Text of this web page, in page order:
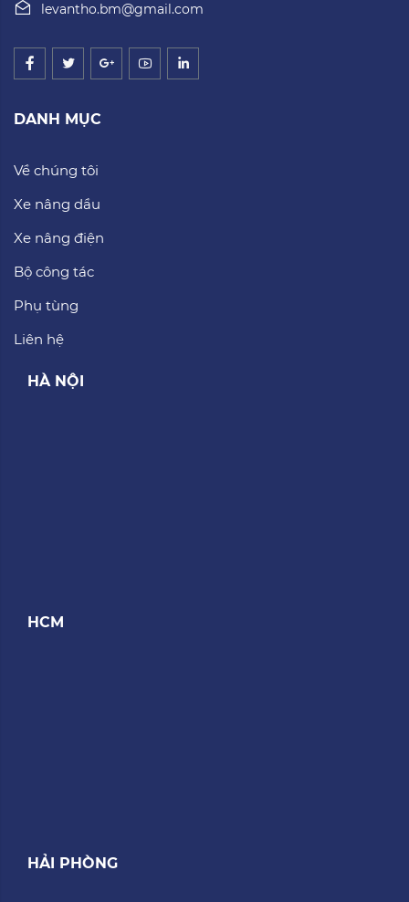
levantho.bm@gmail.com
DANH MỤC
Về chúng tôi
Xe nâng dầu
Xe nâng điện
Bộ công tác
Phụ tùng
Liên hệ
HÀ NỘI
HCM
HẢI PHÒNG